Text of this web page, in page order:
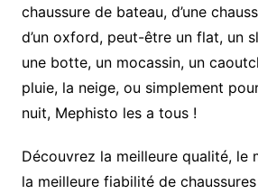
chaussure de bateau, d’une
d’un oxford, peut-être un flat, un
une botte, un mocassin, un
pluie, la neige, ou simplement
nuit, Mephisto les a tous !
Découvrez la meilleure qualité, le
la meilleure fiabilité de